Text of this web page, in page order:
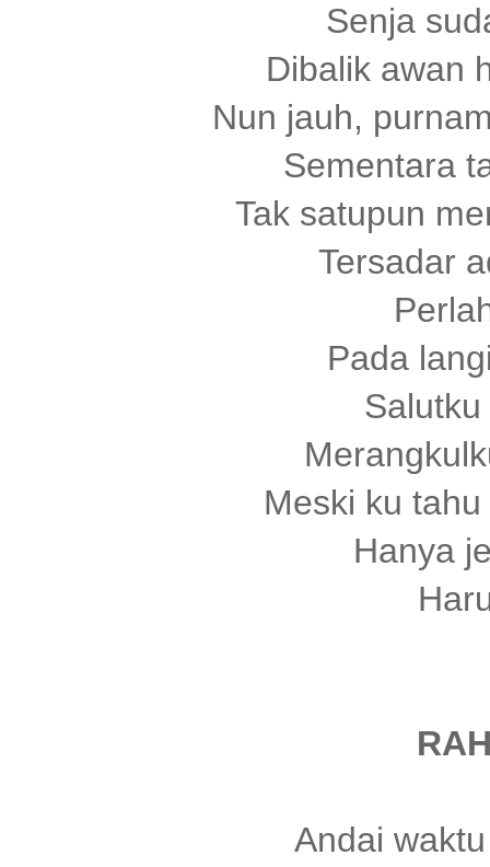
Senja
Dibalik awan
Nun jauh,
Sementara
Tak satupun
Tersadar
Pada
Meski ku
Hanya
Andai